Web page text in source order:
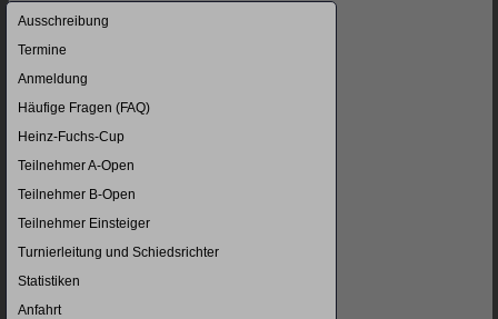
Navigation
Ausschreibung
Termine
Anmeldung
Häufige Fragen (FAQ)
Heinz-Fuchs-Cup
Teilnehmer A-Open
Teilnehmer B-Open
Teilnehmer Einsteiger
Turnierleitung und Schiedsrichter
Statistiken
Anfahrt